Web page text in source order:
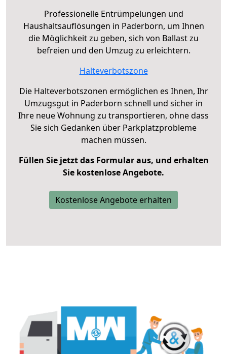
Professionelle Entrümpelungen und
Haushaltsauflösungen in Paderborn, um Ihnen
die Möglichkeit zu geben, sich von Ballast zu
befreien und den Umzug zu erleichtern.
Halteverbotszone
Die Halteverbotszonen ermöglichen es Ihnen, Ihr
Umzugsgut in Paderborn schnell und sicher in
Ihre neue Wohnung zu transportieren, ohne dass
Sie sich Gedanken über Parkplatzprobleme
machen müssen.
Füllen Sie jetzt das Formular aus, und erhalten
Sie kostenlose Angebote.
Kostenlose Angebote erhalten